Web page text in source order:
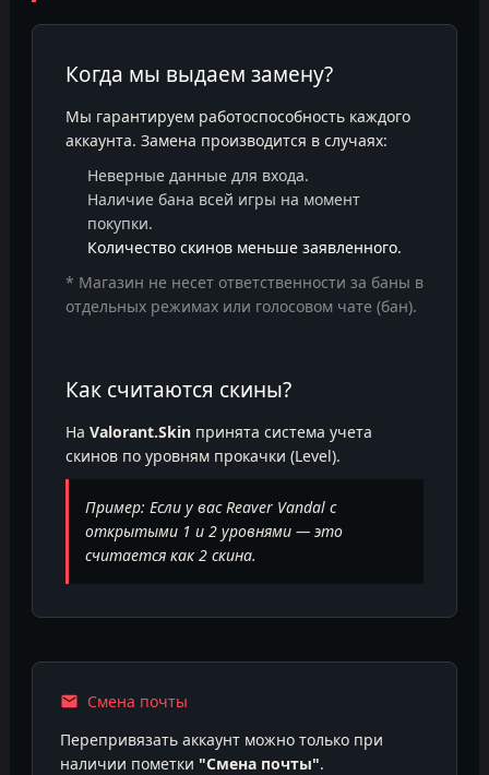
Когда мы выдаем замену?
Мы гарантируем работоспособность каждого
аккаунта. Замена производится в случаях:
Неверные данные для входа.
Наличие бана всей игры на момент
покупки.
Количество скинов меньше заявленного.
* Магазин не несет ответственности за баны в
отдельных режимах или голосовом чате (бан).
Как считаются скины?
На Valorant.Skin принята система учета
скинов по уровням прокачки (Level).
Пример: Если у вас Reaver Vandal с
открытыми 1 и 2 уровнями — это
считается как 2 скина.
Смена почты
Перепривязать аккаунт можно только при
наличии пометки "Смена почты".